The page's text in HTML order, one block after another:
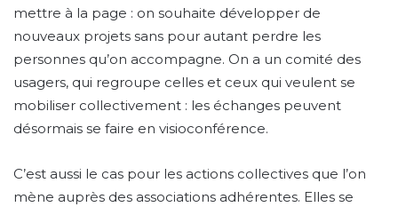
mettre à la page : on souhaite développer de
nouveaux projets sans pour autant perdre les
personnes qu’on accompagne. On a un comité des
usagers, qui regroupe celles et ceux qui veulent se
mobiliser collectivement : les échanges peuvent
désormais se faire en visioconférence.
C’est aussi le cas pour les actions collectives que l’on
mène auprès des associations adhérentes. Elles se